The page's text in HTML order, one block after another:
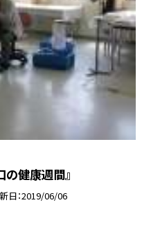
の健康週間』
日 2019/06/06